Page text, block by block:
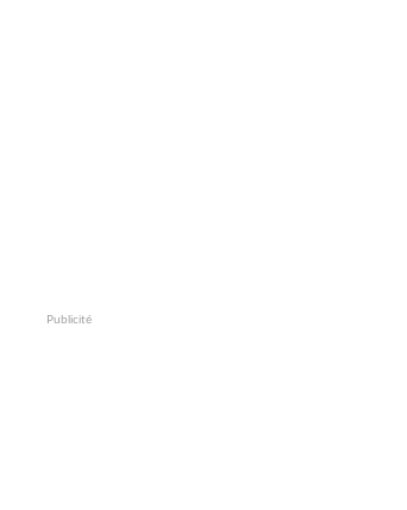
Publicité